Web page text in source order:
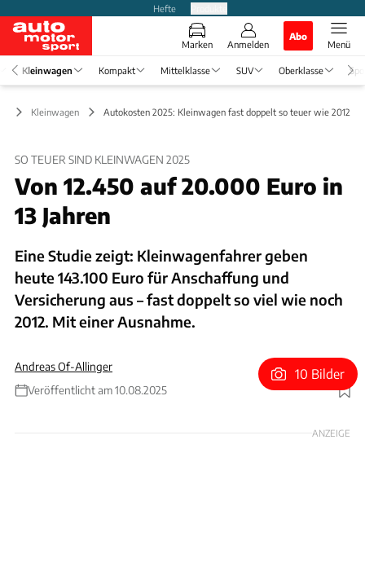
Hefte
Marken Anmelden
Abo
Menü
Kleinwagen Kompakt Mittelklasse SUV Oberklasse
Kleinwagen Autokosten 2025: Kleinwagen fast doppelt so teuer wie 2012
SO TEUER SIND KLEINWAGEN 2025
Von 12.450 auf 20.000 Euro in
13 Jahren
Eine Studie zeigt: Kleinwagenfahrer geben
heute 143.100 Euro für Anschaffung und
Versicherung aus – fast doppelt so viel wie noch
2012. Mit einer Ausnahme.
Andreas Of-Allinger
Veröffentlicht am 10.08.2025
Foto: VW
10 Bilder
ANZEIGE